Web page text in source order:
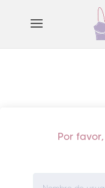
Por